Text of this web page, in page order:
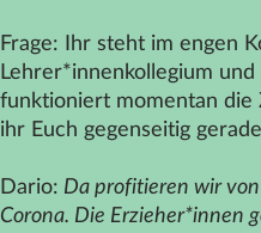
Frage: Ihr steht im engen
Lehrer*innenkollegium
funktioniert momentan die
ihr Euch gegenseitig
Dario: Da profitieren wir
Corona. Die Erzieher*innen